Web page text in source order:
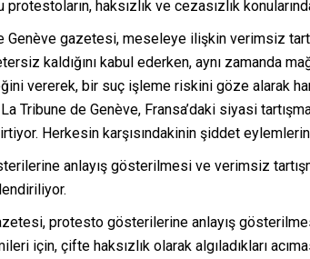
protestoların, haksızlık ve cezasızlık
Genève gazetesi, meseleye ilişkin verimsiz
kaldığını kabul ederken, aynı zamanda
vererek, bir suç işleme riskini göze alarak
Tribune de Genève, Fransa’daki siyasi
Herkesin karşısındakinin şiddet
anlayış gösterilmesi ve verimsiz
protesto gösterilerine anlayış
için, çifte haksızlık olarak algıladıkları